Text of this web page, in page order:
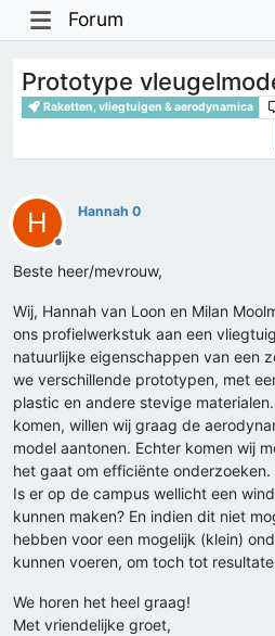
Forum
Prototype
Raketten, vliegtuigen & aerodynamica
H
Offline
Hannah 0
Beste heer/mevrouw,
Wij, Hannah van Loon en Milan
ons profielwerkstuk aan een
natuurlijke eigenschappen van een
we verschillende prototypen, met
plastic en andere stevige
komen, willen wij graag de
model aantonen. Echter komen wij
het gaat om efficiënte onderzoeken.
Is er op de campus wellicht een
kunnen maken? En indien dit niet
hebben voor een mogelijk (klein)
kunnen voeren, om toch tot
We horen het heel graag!
Met vriendelijke groet,